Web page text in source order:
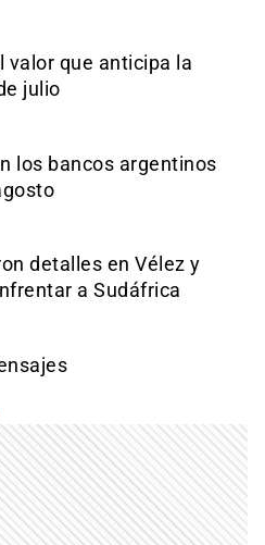
valor que anticipa la
julio
los bancos argentinos
detalles en Vélez y
a Sudáfrica